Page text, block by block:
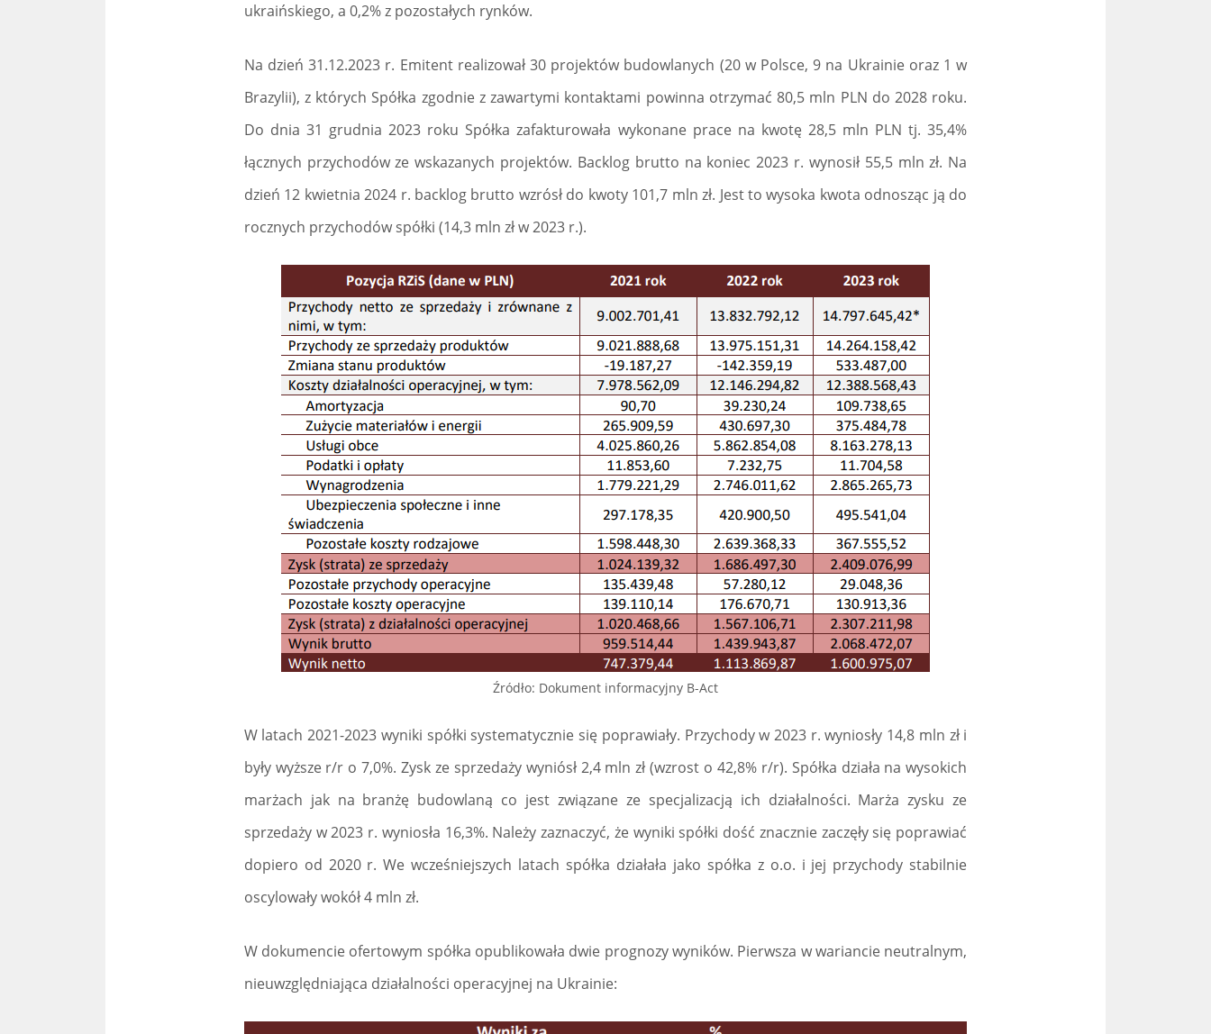
ukraińskiego, a 0,2% z pozostałych rynków.
Na dzień 31.12.2023 r. Emitent realizował 30 projektów budowlanych (20 w Polsce, 9 na Ukrainie oraz 1 w
Brazylii), z których Spółka zgodnie z zawartymi kontaktami powinna otrzymać 80,5 mln PLN do 2028 roku.
Do dnia 31 grudnia 2023 roku Spółka zafakturowała wykonane prace na kwotę 28,5 mln PLN tj. 35,4%
łącznych przychodów ze wskazanych projektów. Backlog brutto na koniec 2023 r. wynosił 55,5 mln zł. Na
dzień 12 kwietnia 2024 r. backlog brutto wzrósł do kwoty 101,7 mln zł. Jest to wysoka kwota odnosząc ją do
rocznych przychodów spółki (14,3 mln zł w 2023 r.).
Źródło: Dokument informacyjny B-Act
W latach 2021-2023 wyniki spółki systematycznie się poprawiały. Przychody w 2023 r. wyniosły 14,8 mln zł i
były wyższe r/r o 7,0%. Zysk ze sprzedaży wyniósł 2,4 mln zł (wzrost o 42,8% r/r). Spółka działa na wysokich
marżach jak na branżę budowlaną co jest związane ze specjalizacją ich działalności. Marża zysku ze
sprzedaży w 2023 r. wyniosła 16,3%. Należy zaznaczyć, że wyniki spółki dość znacznie zaczęły się poprawiać
dopiero od 2020 r. We wcześniejszych latach spółka działała jako spółka z o.o. i jej przychody stabilnie
oscylowały wokół 4 mln zł.
W dokumencie ofertowym spółka opublikowała dwie prognozy wyników. Pierwsza w wariancie neutralnym,
nieuwzględniająca działalności operacyjnej na Ukrainie: